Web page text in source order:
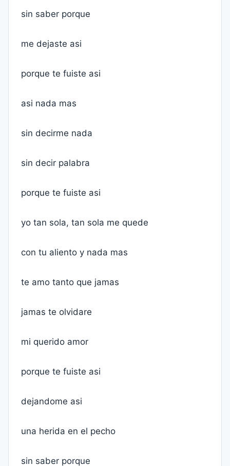
sin saber porque
me dejaste asi
porque te fuiste asi
asi nada mas
sin decirme nada
sin decir palabra
porque te fuiste asi
yo tan sola, tan sola me quede
con tu aliento y nada mas
te amo tanto que jamas
jamas te olvidare
mi querido amor
porque te fuiste asi
dejandome asi
una herida en el pecho
sin saber porque